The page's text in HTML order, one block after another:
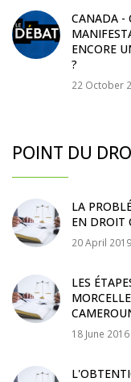
CANADA -
ENCORE
?
22 October
POINT DU
LA
EN DROIT
20 April 2019
LES
18 June 2016